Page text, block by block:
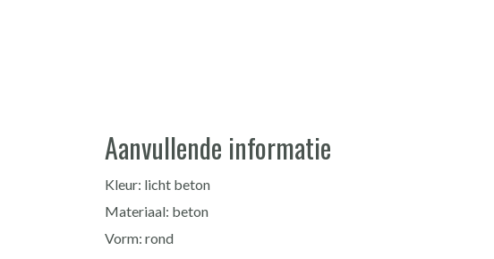
Aanvullende informatie
Kleur: licht beton
Materiaal: beton
Vorm: rond